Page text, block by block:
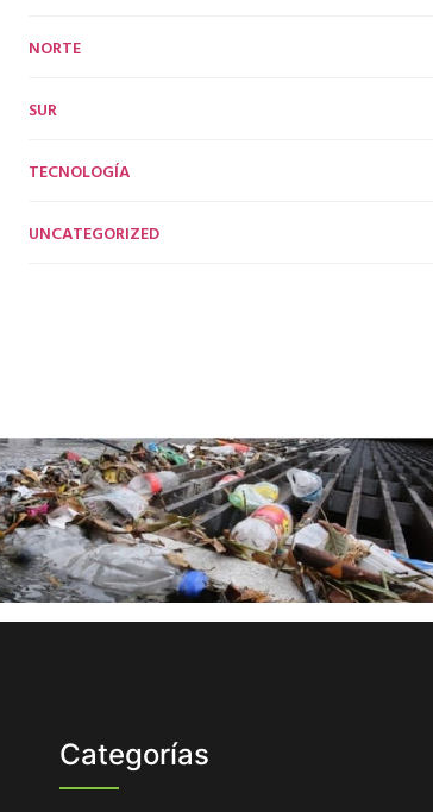
NORTE
SUR
TECNOLOGÍA
UNCATEGORIZED
Categorías